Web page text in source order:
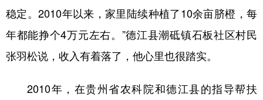
稳定。2010年以来，家里陆续种植了10余亩脐橙，每
年都能挣个4万元左右。”德江县潮砥镇石板社区村民
张羽松说，收入有着落了，他心里也很踏实。
2010年，在贵州省农科院和德江县的指导帮扶